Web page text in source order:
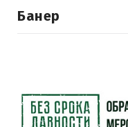
Банер